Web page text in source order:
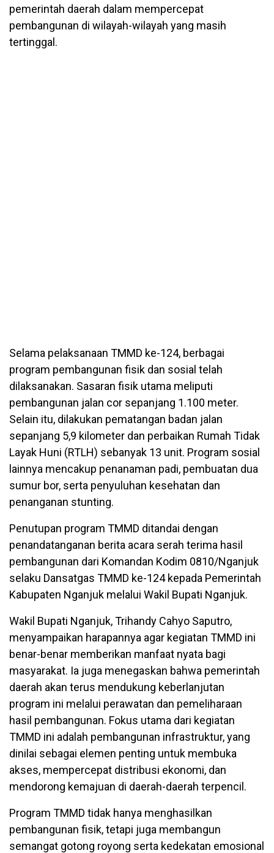
pemerintah daerah dalam mempercepat
pembangunan di wilayah-wilayah yang masih
tertinggal.
Selama pelaksanaan TMMD ke-124, berbagai
program pembangunan fisik dan sosial telah
dilaksanakan. Sasaran fisik utama meliputi
pembangunan jalan cor sepanjang 1.100 meter.
Selain itu, dilakukan pematangan badan jalan
sepanjang 5,9 kilometer dan perbaikan Rumah Tidak
Layak Huni (RTLH) sebanyak 13 unit. Program sosial
lainnya mencakup penanaman padi, pembuatan dua
sumur bor, serta penyuluhan kesehatan dan
penanganan stunting.
Penutupan program TMMD ditandai dengan
penandatanganan berita acara serah terima hasil
pembangunan dari Komandan Kodim 0810/Nganjuk
selaku Dansatgas TMMD ke-124 kepada Pemerintah
Kabupaten Nganjuk melalui Wakil Bupati Nganjuk.
Wakil Bupati Nganjuk, Trihandy Cahyo Saputro,
menyampaikan harapannya agar kegiatan TMMD ini
benar-benar memberikan manfaat nyata bagi
masyarakat. Ia juga menegaskan bahwa pemerintah
daerah akan terus mendukung keberlanjutan
program ini melalui perawatan dan pemeliharaan
hasil pembangunan. Fokus utama dari kegiatan
TMMD ini adalah pembangunan infrastruktur, yang
dinilai sebagai elemen penting untuk membuka
akses, mempercepat distribusi ekonomi, dan
mendorong kemajuan di daerah-daerah terpencil.
Program TMMD tidak hanya menghasilkan
pembangunan fisik, tetapi juga membangun
semangat gotong royong serta kedekatan emosional